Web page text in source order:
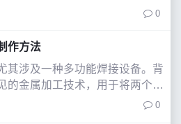
是激光束技术在材料加工领域的
式。激光焊接是一种利用高能量
通过其强大的热量集中
0
作方法
其涉及一种多功能焊接设备。背
的金属加工技术，用于将两个或
，焊接通过加热金属零件并加入
接，将金属材料永久连接在一
0